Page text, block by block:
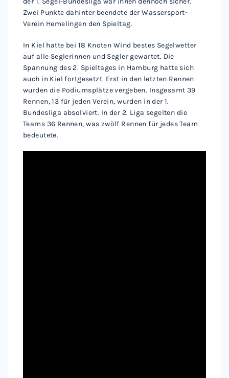
Zwei Punkte dahinter beendete der Wassersport-
Verein Hemelingen den Spieltag.
In Kiel hatte bei 18 Knoten Wind bestes Segelwetter
auf alle Seglerinnen und Segler gewartet. Die
Spannung des 2. Spieltages in Hamburg hatte sich
auch in Kiel fortgesetzt. Erst in den letzten Rennen
wurden die Podiumsplätze vergeben. Insgesamt 39
Rennen, 13 für jeden Verein, wurden in der 1.
Bundesliga absolviert. In der 2. Liga segelten die
Teams 36 Rennen, was zwölf Rennen für jedes Team
bedeutete.